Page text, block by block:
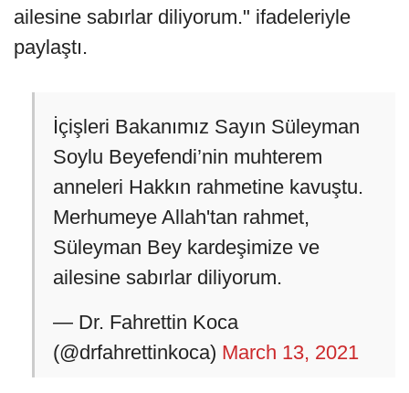
ailesine sabırlar diliyorum." ifadeleriyle
paylaştı.
İçişleri Bakanımız Sayın Süleyman
Soylu Beyefendi’nin muhterem
anneleri Hakkın rahmetine kavuştu.
Merhumeye Allah'tan rahmet,
Süleyman Bey kardeşimize ve
ailesine sabırlar diliyorum.
— Dr. Fahrettin Koca
(@drfahrettinkoca) March 13, 2021